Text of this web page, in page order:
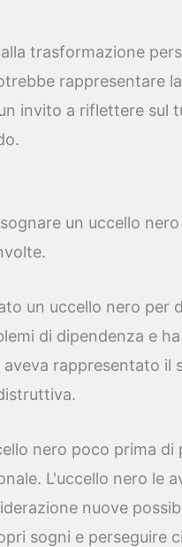
trasformazione
rappresentare
invito a riflettere sul
un uccello
un uccello nero per
di dipendenza e
rappresentato il
nero poco prima di
L'uccello nero le
nuove
sogni e perseguire